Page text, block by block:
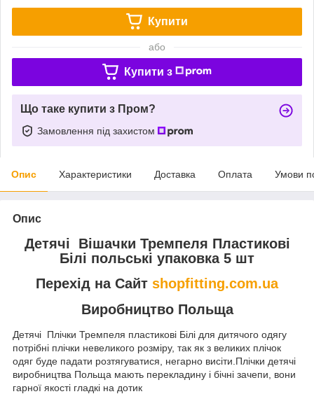
Купити
або
Купити з
Що таке купити з Пром?
Замовлення під захистом
Опис Характеристики Доставка Оплата Умови
Опис
Детячі Вішачки Тремпеля Пластикові
Білі польські упаковка 5 шт
Перехід на Сайт shopfitting.com.ua
Виробництво Польща
Детячі Плічки Тремпеля пластикові Білі для дитячого одягу
потрібні плічки невеликого розміру, так як з великих плічок
одяг буде падати розтягуватися, негарно висіти.Плічки детячі
виробництва Польща мають перекладину і бічні зачепи, вони
гарної якості гладкі на дотик